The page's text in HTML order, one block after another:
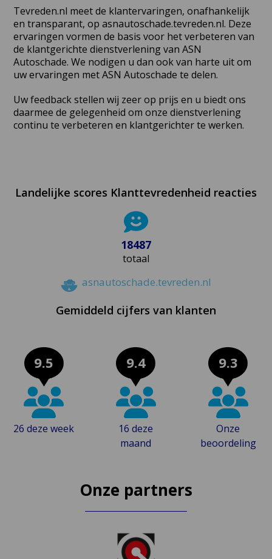
Tevreden.nl meet de klantervaringen, onafhankelijk
en transparant, op asnautoschade.tevreden.nl. Deze
ervaringen vormen de basis voor het verbeteren van
de klantgerichte dienstverlening van ASN
Autoschade. We nodigen u dan ook van harte uit om
uw ervaringen met ASN Autoschade te delen.
Uw feedback stellen wij zeer op prijs en u biedt ons
daarmee de gelegenheid om onze dienstverlening
continu te verbeteren en klantgerichter te werken.
Landelijke scores Klanttevredenheid reacties
18487
totaal
asnautoschade.tevreden.nl
Gemiddeld cijfers van klanten
9.5
26 deze week
9.4
16 deze
maand
9.3
Onze
beoordeling
Onze partners